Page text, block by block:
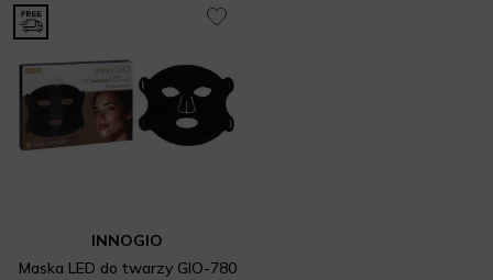
INNOGIO
Maska LED do twarzy GIO-780